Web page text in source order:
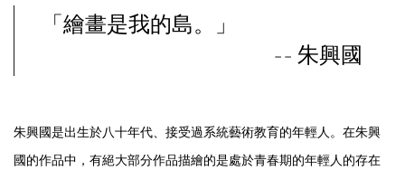
「繪畫是我的島。」
-- 朱興國
朱興國是出生於八十年代、接受過系統藝術教育的年輕人。在朱興
國的作品中，有絕大部分作品描繪的是處於青春期的年輕人的存在